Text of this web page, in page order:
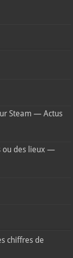
Steam — Actus
ou des lieux —
chiffres de